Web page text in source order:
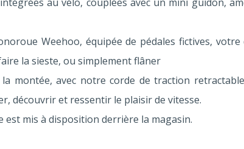
Weehoo, équipée de pédales fictives,
la sieste, ou simplement flâner
montée, avec notre corde de traction
découvrir et ressentir le plaisir de vitesse.
est mis à disposition derrière la magasin.